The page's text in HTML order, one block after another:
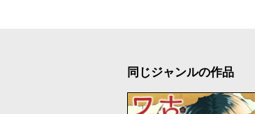
同じジャンルの作品